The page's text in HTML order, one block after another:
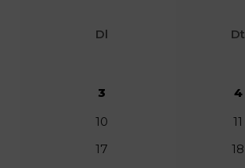
Dl Dt
3
4
10
11
17
18